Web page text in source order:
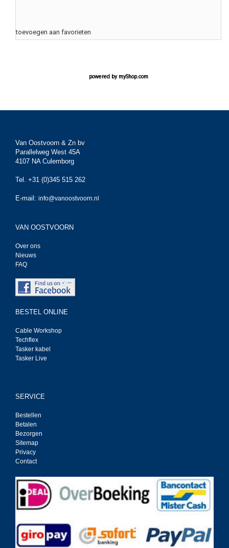
toevoegen aan favorieten
powered by myShop.com
Van Oostvoorn & Zn bv
Parallelweg West 45A
4107 NA Culemborg
Tel. +31 (0)345 515 262
E-mail: info@vanoostvoorn.nl
VAN OOSTVOORN
Over ons
Nieuws
FAQ
BESTEL ONLINE
Cable Workshop
Techflex
Tasker kabel
Tasker Live
SERVICE
Bestellen
Betalen
Bezorgen
Sitemap
Privacy
Contact